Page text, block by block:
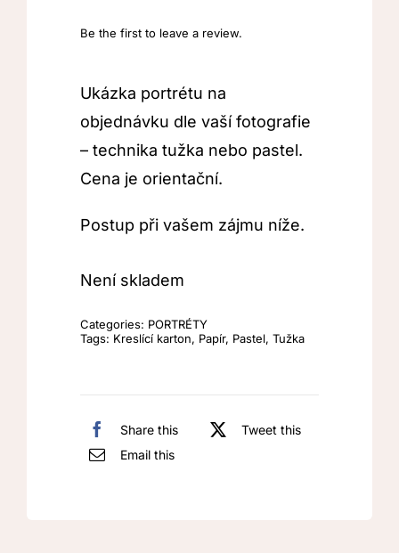
Be the first to leave a review.
Ukázka portrétu na
objednávku dle vaší fotografie
– technika tužka nebo pastel.
Cena je orientační.
Postup při vašem zájmu níže.
Není skladem
Categories: PORTRÉTY
Tags: Kreslící karton, Papír, Pastel, Tužka
Share this
Tweet this
Email this